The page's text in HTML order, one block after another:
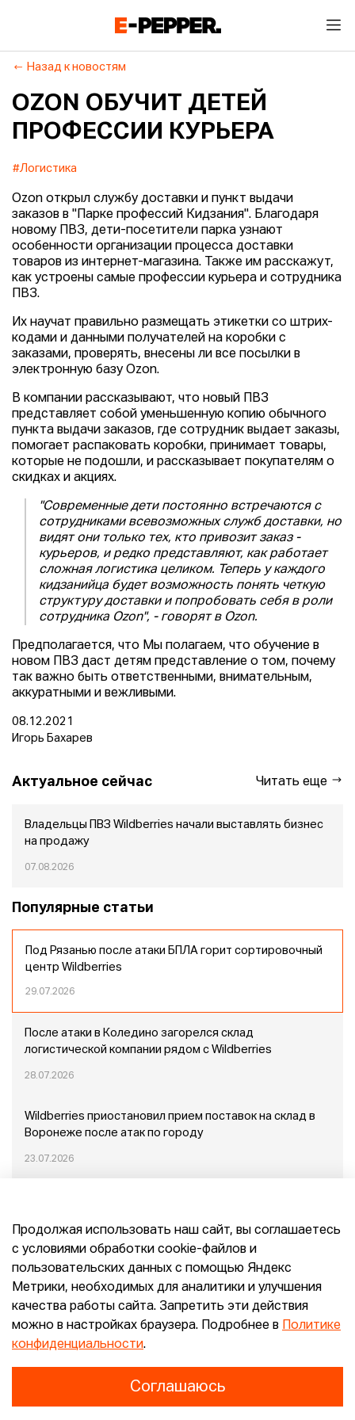
Назад к новостям
OZON ОБУЧИТ ДЕТЕЙ
ПРОФЕССИИ КУРЬЕРА
#Логистика
Ozon открыл службу доставки и пункт выдачи
заказов в "Парке профессий Кидзания". Благодаря
новому ПВЗ, дети-посетители парка узнают
особенности организации процесса доставки
товаров из интернет-магазина. Также им расскажут,
как устроены самые профессии курьера и сотрудника
ПВЗ.
Их научат правильно размещать этикетки со штрих-
кодами и данными получателей на коробки с
заказами, проверять, внесены ли все посылки в
электронную базу Ozon.
В компании рассказывают, что новый ПВЗ
представляет собой уменьшенную копию обычного
пункта выдачи заказов, где сотрудник выдает заказы,
помогает распаковать коробки, принимает товары,
которые не подошли, и рассказывает покупателям о
скидках и акциях.
"Современные дети постоянно встречаются с
сотрудниками всевозможных служб доставки, но
видят они только тех, кто привозит заказ -
курьеров, и редко представляют, как работает
сложная логистика целиком. Теперь у каждого
кидзанийца будет возможность понять четкую
структуру доставки и попробовать себя в роли
сотрудника Ozon", - говорят в Ozon.
Предполагается, что Мы полагаем, что обучение в
новом ПВЗ даст детям представление о том, почему
так важно быть ответственными, внимательным,
аккуратными и вежливыми.
08.12.2021
Игорь Бахарев
Актуальное сейчас Читать еще
Владельцы ПВЗ Wildberries начали выставлять бизнес
на продажу
07.08.2026
Популярные статьи
Под Рязанью после атаки БПЛА горит сортировочный
центр Wildberries
29.07.2026
После атаки в Коледино загорелся склад
логистической компании рядом с Wildberries
28.07.2026
Wildberries приостановил прием поставок на склад в
Воронеже после атак по городу
23.07.2026
Конец эпохи маркетплейсов: прогнозы сооснователя
Mr.Doors Максима Валецкого
26.06.2026
КонфиденциальностьСогласие
Продолжая использовать наш сайт, вы соглашаетесь
с условиями обработки cookie-файлов и
пользовательских данных с помощью Яндекс
Метрики, необходимых для аналитики и улучшения
качества работы сайта. Запретить эти действия
можно в настройках браузера. Подробнее в
Политике
конфиденциальности.
Соглашаюсь